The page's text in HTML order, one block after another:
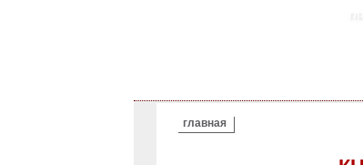
ВЫ ЗДЕСЬ
главная